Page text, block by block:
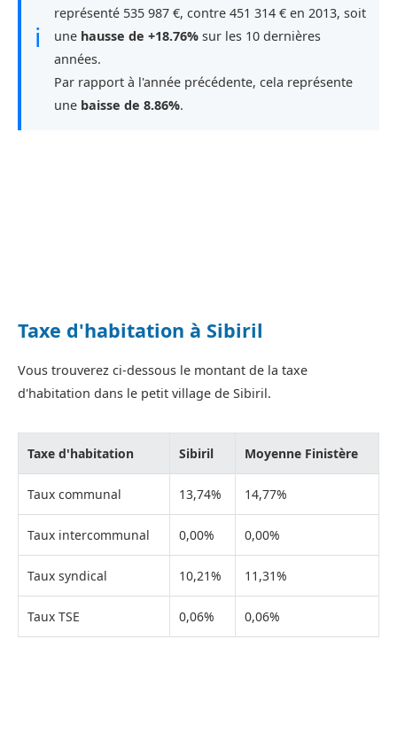
ℹ
représenté 535 987 €, contre 451 314 € en 2013, soit
une hausse de +18.76% sur les 10 dernières
années.
Par rapport à l'année précédente, cela représente
une baisse de 8.86%.
Taxe d'habitation à Sibiril
Vous trouverez ci-dessous le montant de la taxe
d'habitation dans le petit village de Sibiril.
Taxe d'habitation Sibiril Moyenne Finistère
Taux communal 13,74% 14,77%
Taux intercommunal 0,00% 0,00%
Taux syndical 10,21% 11,31%
Taux TSE 0,06% 0,06%